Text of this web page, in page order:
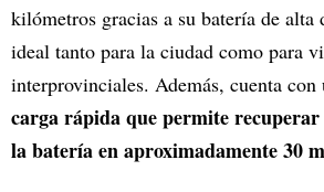
kilómetros gracias a su batería de alta
ideal tanto para la ciudad como para
interprovinciales. Además, cuenta con
carga rápida que permite
la batería en aproximadamente 30